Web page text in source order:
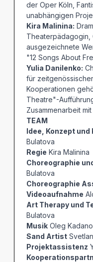
der Oper Köln,
unabhängigen
Kira Malinina:
Theaterpädagogin,
ausgezeichnete
"12 Songs About
Yulia Danilenko:
für
Kooperationen
Theatre"-
Zusammenarbeit
TEAM
Idee, Konzept
Bulatova
Regie Kira Malinina
Choreographie
Bulatova
Choreographie
Videoaufnahme
Art Therapy und
Bulatova
Musik Oleg
Sand Artist
Projektassistenz